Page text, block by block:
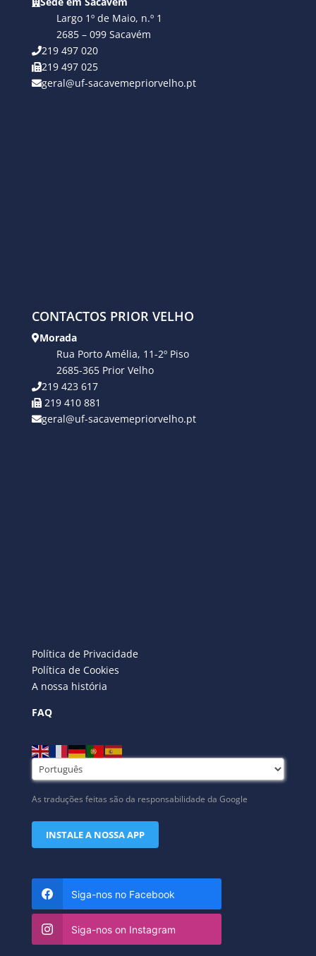
Largo 1º de Maio, n.º 1
2685 – 099 Sacavém
219 497 020
219 497 025
geral@uf-sacavemepriorvelho.pt
CONTACTOS PRIOR VELHO
Morada
Rua Porto Amélia, 11-2º Piso
2685-365 Prior Velho
219 423 617
219 410 881
geral@uf-sacavemepriorvelho.pt
Política de Privacidade
Política de Cookies
A nossa história
FAQ
As traduções feitas são da responsabilidade da Google
INSTALE A NOSSA APP
Siga-nos no Facebook
Siga-nos on Instagram